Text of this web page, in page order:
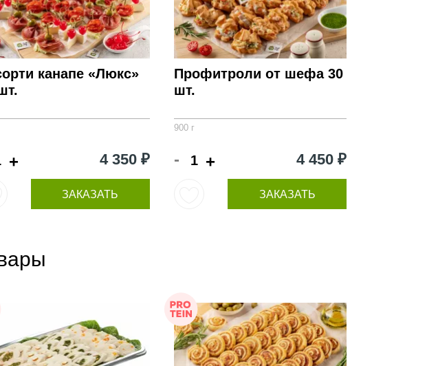
канапе «Люкс»
+ 4 350 ₽
ЗАКАЗАТЬ
Профитроли от шефа 30
шт.
900 г
- + 4 450 ₽
ЗАКАЗАТЬ